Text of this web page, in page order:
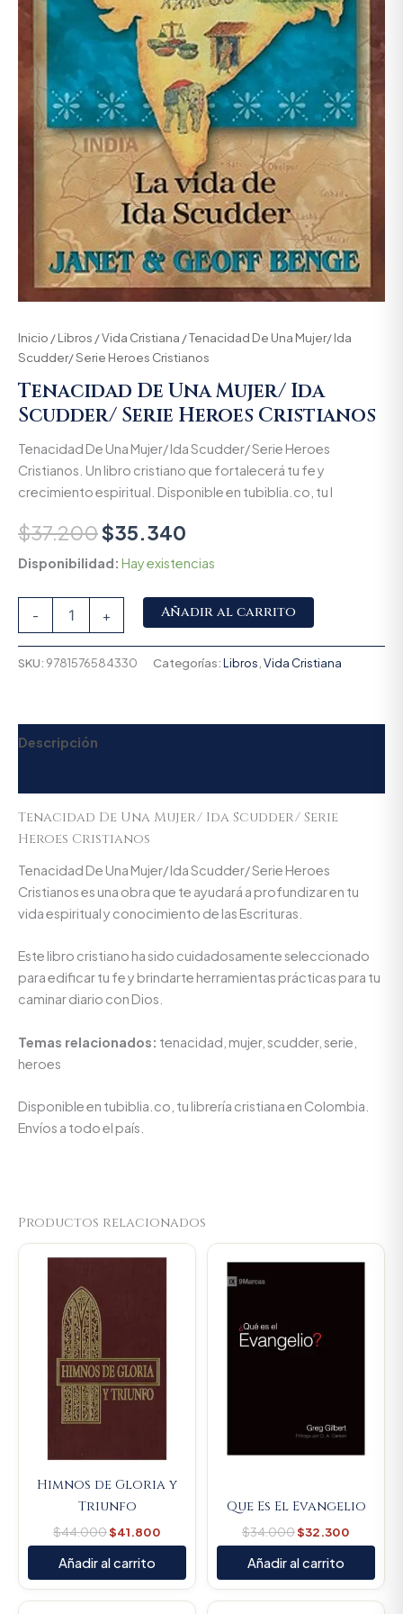
Inicio /Libros /Vida Cristiana / Tenacidad De Una Mujer/ Ida
Scudder/ Serie Heroes Cristianos
Tenacidad De Una Mujer/ Ida
Scudder/ Serie Heroes Cristianos
Tenacidad De Una Mujer/ Ida Scudder/ Serie Heroes
Cristianos. Un libro cristiano que fortalecerá tu fe y
crecimiento espiritual. Disponible en tubiblia.co, tu l
$37.200$35.340
Disponibilidad: Hay existencias
- + Añadir al carrito
SKU: 9781576584330 Categorías:Libros Vida Cristiana
Descripción
Tenacidad De Una Mujer/ Ida Scudder/ Serie
Heroes Cristianos
Tenacidad De Una Mujer/ Ida Scudder/ Serie Heroes
Cristianos es una obra que te ayudará a profundizar en tu
vida espiritual y conocimiento de las Escrituras.
Este libro cristiano ha sido cuidadosamente seleccionado
para edificar tu fe y brindarte herramientas prácticas para tu
caminar diario con Dios.
Temas relacionados: tenacidad, mujer, scudder, serie,
heroes
Disponible en tubiblia.co, tu librería cristiana en Colombia.
Envíos a todo el país.
Productos relacionados
Himnos de Gloria y
Triunfo
$44.000$41.800
Current
Añadir al carrito
Que Es El Evangelio
$34.000
price
$32.300
Current
price
Añadir al carrito
Current Current